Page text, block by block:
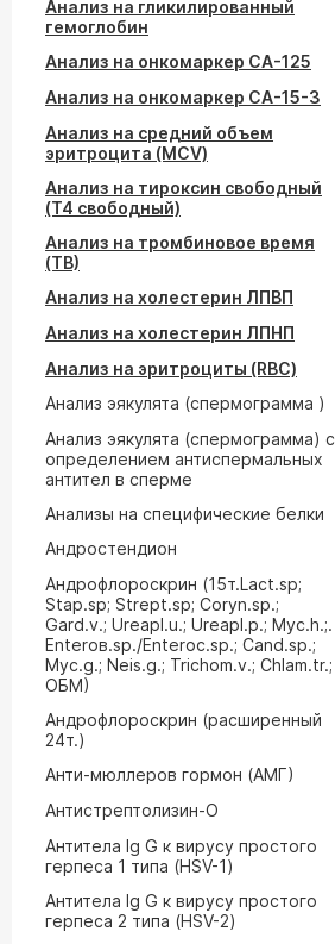
Анализ на гликилированный
гемоглобин
Анализ на онкомаркер СА-125
Анализ на онкомаркер СА-15-3
Анализ на средний объем
эритроцита (MCV)
Анализ на тироксин свободный
(Т4 свободный)
Анализ на тромбиновое время
(ТВ)
Анализ на холестерин ЛПВП
Анализ на холестерин ЛПНП
Анализ на эритроциты (RBC)
Анализ эякулята (спермограмма )
Анализ эякулята (спермограмма) с
определением антиспермальных
антител в сперме
Анализы на специфические белки
Андростендион
Андрофлороскрин (15т.Lact.sp;
Stap.sp; Strept.sp; Coryn.sp.;
Gard.v.; Ureapl.u.; Ureapl.p.; Myc.h.;.
Enteroв.sp./Enteroc.sp.; Cand.sp.;
Myc.g.; Neis.g.; Trichom.v.; Chlam.tr.;
ОБМ)
Андрофлороскрин (расширенный
24т.)
Анти-мюллеров гормон (АМГ)
Антистрептолизин-О
Антитела Ig G к вирусу простого
герпеса 1 типа (HSV-1)
Антитела Ig G к вирусу простого
герпеса 2 типа (HSV-2)